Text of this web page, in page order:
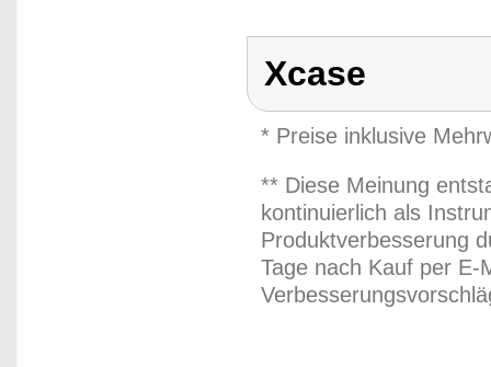
Xcase
* Preise inklusive
** Diese Meinung
kontinuierlich als
Produktverbesserung
Tage nach Kauf per E-